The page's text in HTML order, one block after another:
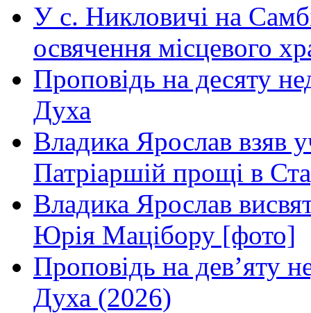
У с. Никловичі на
освячення місцевого
Проповідь на десяту
Духа
Владика Ярослав взяв
Патріаршій прощі в
Владика Ярослав
Юрія Мацібору [фото]
Проповідь на дев’яту
Духа (2026)